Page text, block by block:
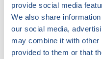
provide social media
We also share
our social media,
may combine it with other
provided to them or that
Het Ambachtsplein is dé
professionals in
zie je hoe samenwerking
toekomst van de sector.